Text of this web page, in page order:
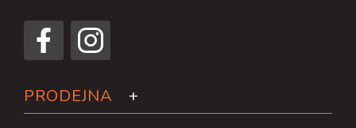
PRODEJNA